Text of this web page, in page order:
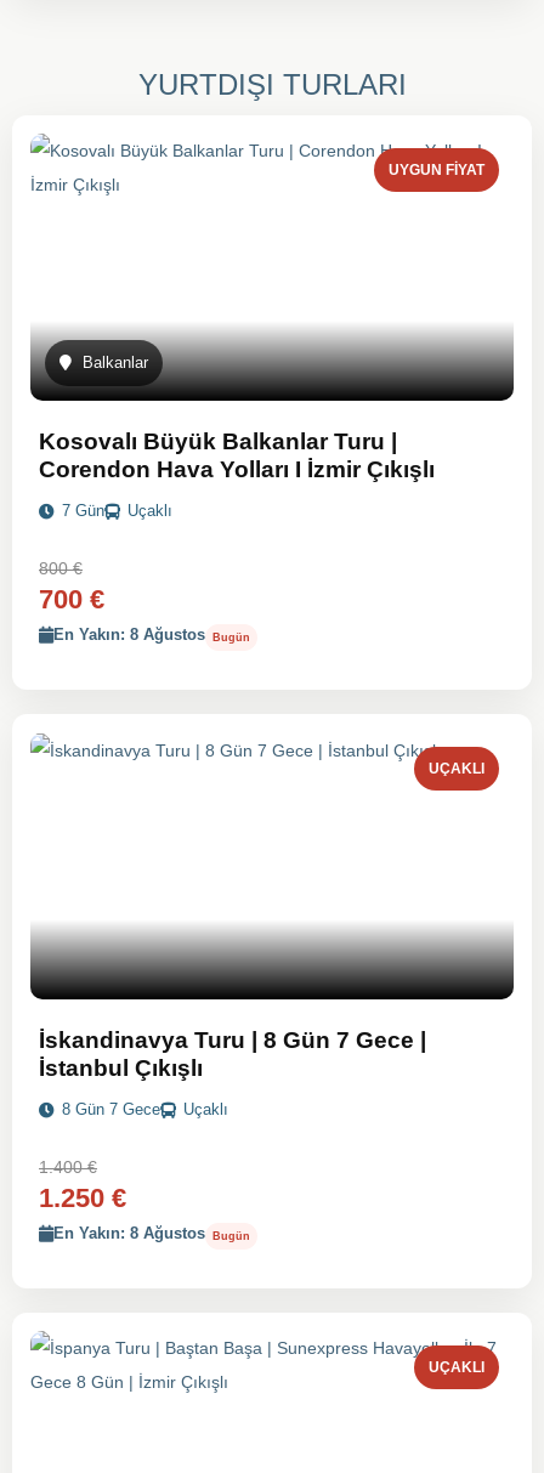
YURTDIŞI TURLARI
Balkanlar
UYGUN FIYAT
Kosovalı Büyük Balkanlar Turu |
Corendon Hava Yolları I İzmir Çıkışlı
7 Gün Uçaklı
800 €
700 €
En Yakın: 8 Ağustos Bugün
UÇAKLI
İskandinavya Turu | 8 Gün 7 Gece |
İstanbul Çıkışlı
8 Gün 7 Gece Uçaklı
1.400 €
1.250 €
En Yakın: 8 Ağustos Bugün
UÇAKLI